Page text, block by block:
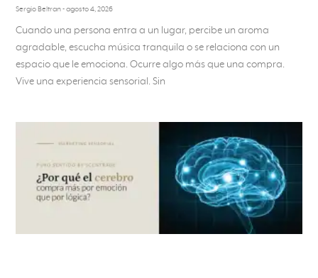
Sergio Beltran agosto 4, 2026
Cuando una persona entra a un lugar, percibe un aroma
agradable, escucha música tranquila o se relaciona con un
espacio que le emociona. Ocurre algo más que una compra.
Vive una experiencia sensorial. Sin